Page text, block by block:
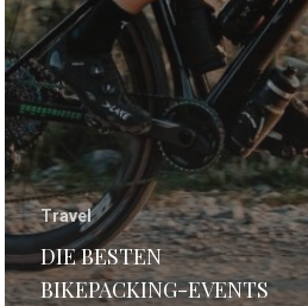
Travel
DIE BESTEN
BIKEPACKING-EVENTS